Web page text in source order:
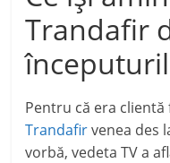
Trandafir
Pentru că era
Trandafirvenea des
vorbă, vedeta TV a